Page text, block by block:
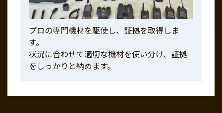
プロの専門機材を駆使し、証拠を取得しま
す。
状況に合わせて適切な機材を使い分け、証拠
をしっかりと納めます。